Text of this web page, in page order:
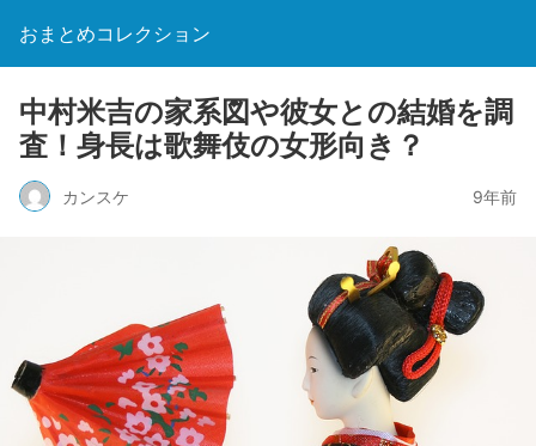
おまとめコレクション
中村米吉の家系図や彼女との結婚を調
査！身長は歌舞伎の女形向き？
カンスケ 9年前